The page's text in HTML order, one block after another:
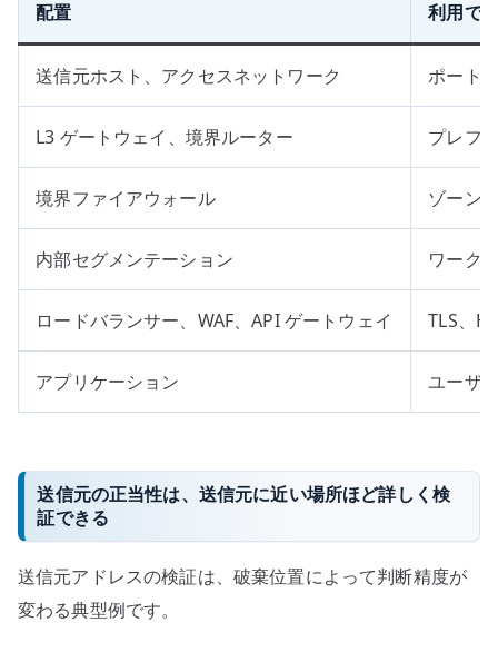
配置 利用で
送信元ホスト、アクセスネットワーク ポート
L3 ゲートウェイ、境界ルーター プレフ
境界ファイアウォール ゾーン
内部セグメンテーション ワーク
ロードバランサー、WAF、API ゲートウェイ TLS、
アプリケーション ユーザ
送信元の正当性は、送信元に近い場所ほど詳しく検
証できる
送信元アドレスの検証は、破棄位置によって判断精度が
変わる典型例です。